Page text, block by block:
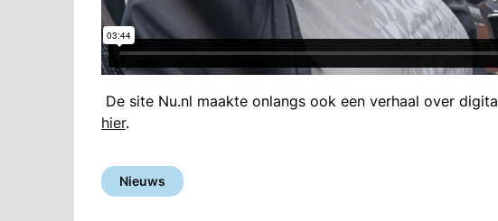
De site Nu.nl maakte onlangs ook een verhaal over
hier.
Nieuws